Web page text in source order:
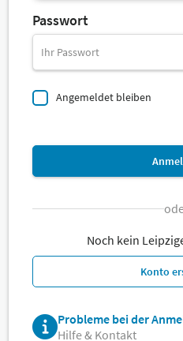
Passwort
Angemeldet bleiben
Noch kein
Konto
Probleme bei der
Hilfe & Kontakt